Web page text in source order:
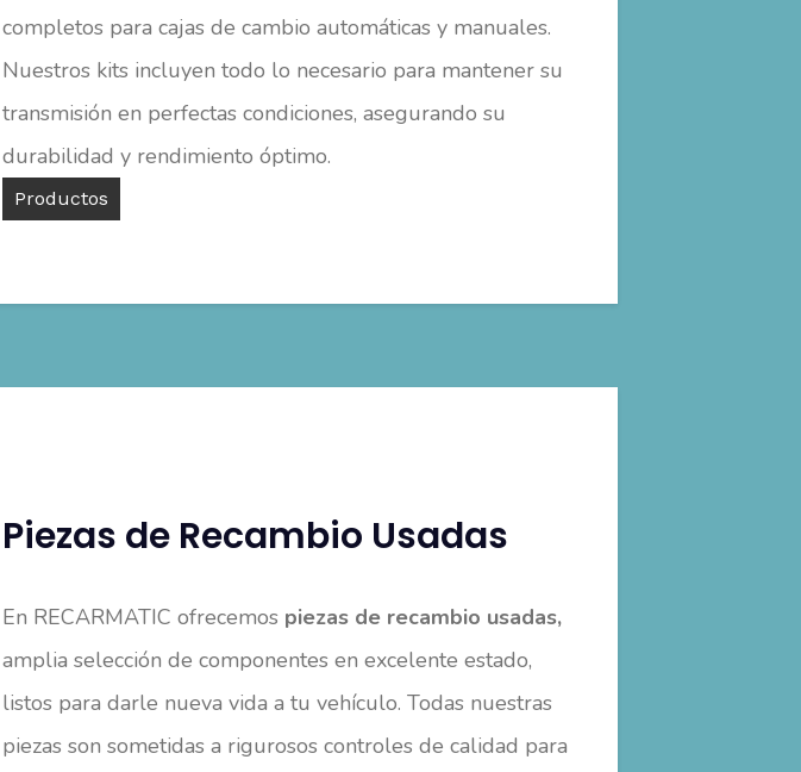
completos para cajas de cambio automáticas y manuales.
Nuestros kits incluyen todo lo necesario para mantener su
transmisión en perfectas condiciones, asegurando su
durabilidad y rendimiento óptimo.
Productos
Piezas de Recambio Usadas
En RECARMATIC ofrecemos piezas de recambio usadas,
amplia selección de componentes en excelente estado,
listos para darle nueva vida a tu vehículo. Todas nuestras
piezas son sometidas a rigurosos controles de calidad para